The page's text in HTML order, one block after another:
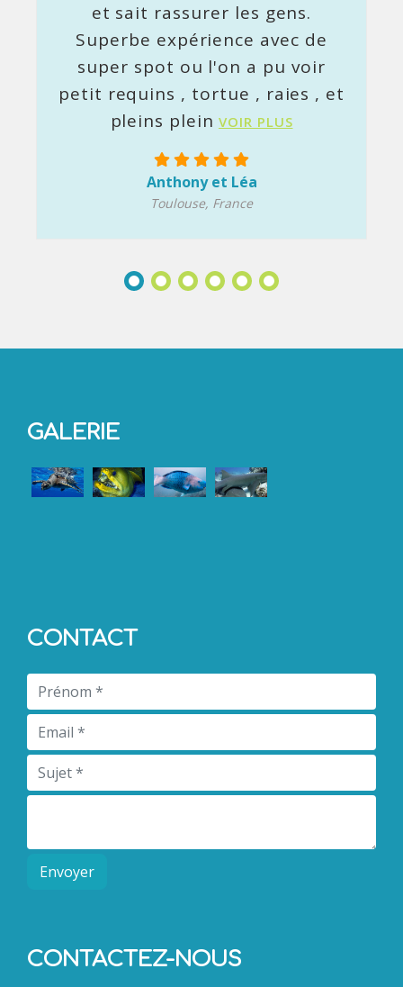
et sait rassurer les gens.
Superbe expérience avec de
super spot ou l'on a pu voir
petit requins , tortue , raies , et
pleins plein VOIR PLUS
Anthony et Léa
Toulouse, France
GALERIE
CONTACT
Envoyer
CONTACTEZ-NOUS